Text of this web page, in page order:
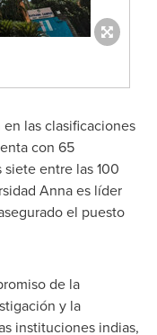
las clasificaciones
con 65
entre las 100
Anna es líder
el puesto
de la
y la
instituciones indias,